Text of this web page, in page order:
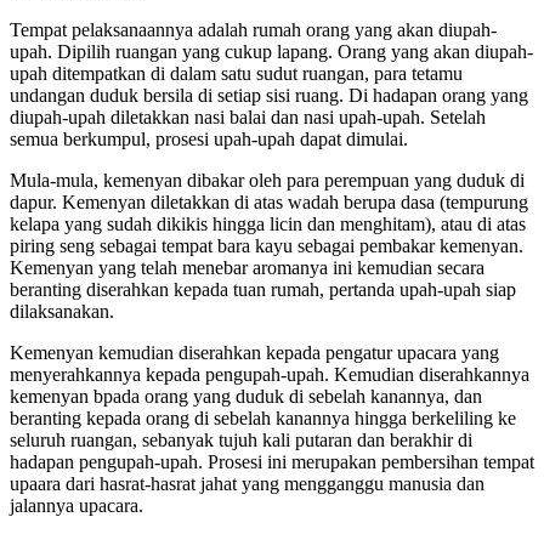
Tempat pelaksanaannya adalah rumah orang yang akan diupah-
upah. Dipilih ruangan yang cukup lapang. Orang yang akan diupah-
upah ditempatkan di dalam satu sudut ruangan, para tetamu
undangan duduk bersila di setiap sisi ruang. Di hadapan orang yang
diupah-upah diletakkan nasi balai dan nasi upah-upah. Setelah
semua berkumpul, prosesi upah-upah dapat dimulai.
Mula-mula, kemenyan dibakar oleh para perempuan yang duduk di
dapur. Kemenyan diletakkan di atas wadah berupa dasa (tempurung
kelapa yang sudah dikikis hingga licin dan menghitam), atau di atas
piring seng sebagai tempat bara kayu sebagai pembakar kemenyan.
Kemenyan yang telah menebar aromanya ini kemudian secara
beranting diserahkan kepada tuan rumah, pertanda upah-upah siap
dilaksanakan.
Kemenyan kemudian diserahkan kepada pengatur upacara yang
menyerahkannya kepada pengupah-upah. Kemudian diserahkannya
kemenyan bpada orang yang duduk di sebelah kanannya, dan
beranting kepada orang di sebelah kanannya hingga berkeliling ke
seluruh ruangan, sebanyak tujuh kali putaran dan berakhir di
hadapan pengupah-upah. Prosesi ini merupakan pembersihan tempat
upaara dari hasrat-hasrat jahat yang mengganggu manusia dan
jalannya upacara.